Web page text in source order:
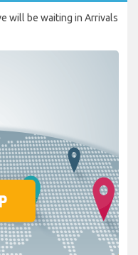
will be waiting in Arrivals